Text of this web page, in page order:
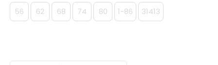
56 62 68 74 80 1-86 31413